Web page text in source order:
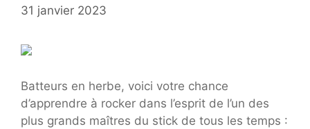
31 janvier 2023
Batteurs en herbe, voici votre chance
d’apprendre à rocker dans l’esprit de l’un des
plus grands maîtres du stick de tous les temps :